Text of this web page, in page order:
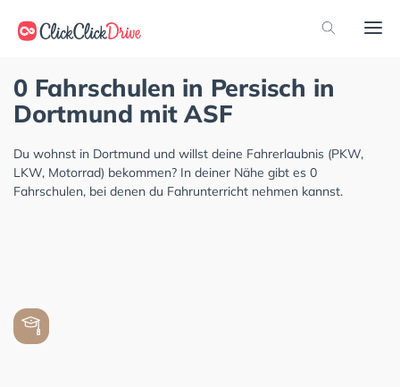
0 Fahrschulen in Persisch in
Dortmund mit ASF
Du wohnst in Dortmund und willst deine Fahrerlaubnis (PKW,
LKW, Motorrad) bekommen? In deiner Nähe gibt es 0
Fahrschulen, bei denen du Fahrunterricht nehmen kannst.